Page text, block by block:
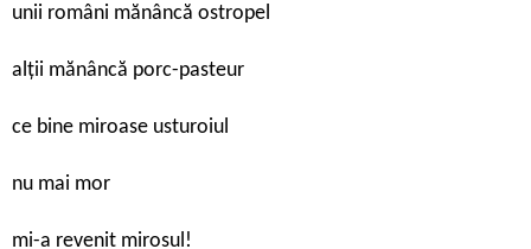
unii români mănâncă ostropel
alții mănâncă porc-pasteur
ce bine miroase usturoiul
nu mai mor
mi-a revenit mirosul!